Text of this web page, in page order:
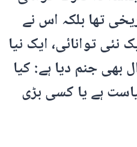
تھا بلکہ اس نے
توانائی، ایک نیا
بھی جنم دیا ہے: کیا
ہے یا کسی بڑی